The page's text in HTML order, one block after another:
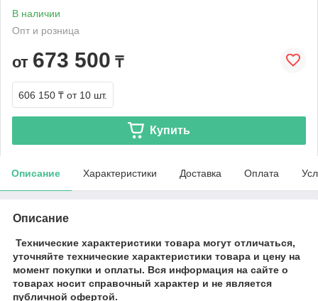
В наличии
Опт и розница
от 673 500 ₸
606 150 ₸ от 10 шт.
Купить
Описание Характеристики Доставка Оплата
Описание
Технические характеристики товара могут отличаться,
уточняйте технические характеристики товара и цену на
момент покупки и оплаты. Вся информация на сайте о
товарах носит справочный характер и не является
публичной офертой.